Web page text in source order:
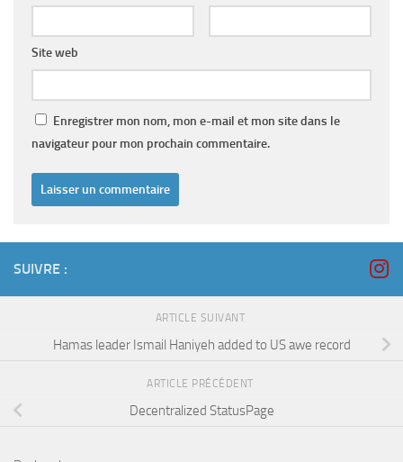
Site web
Enregistrer mon nom, mon e-mail et mon site dans le
navigateur pour mon prochain commentaire.
SUIVRE :
ARTICLE SUIVANT
Hamas leader Ismail Haniyeh added to US awe record
ARTICLE PRÉCÉDENT
Decentralized StatusPage